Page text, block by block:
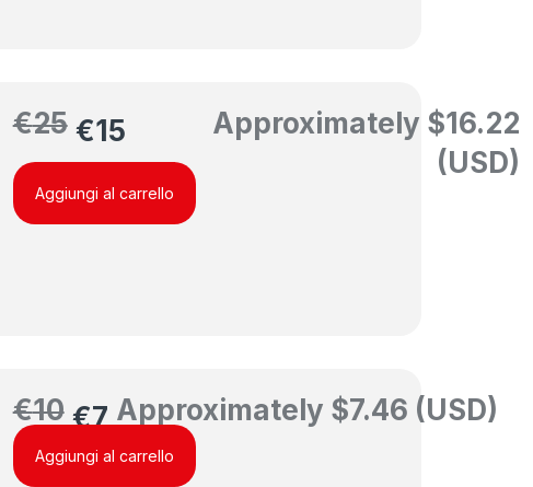
€25 €15 Approximately $16.22
(USD)
Aggiungi al carrello
€10 €7 Approximately $7.46 (USD)
Aggiungi al carrello